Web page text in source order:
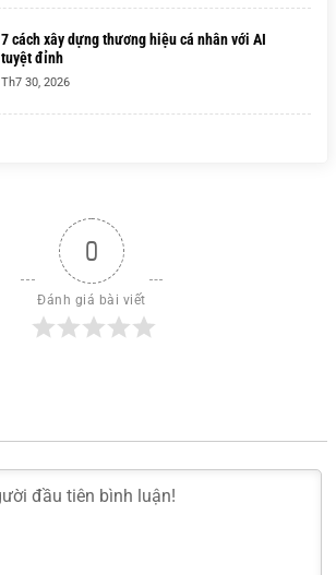
7 cách xây dựng thương hiệu cá nhân với AI
tuyệt đỉnh
Th7 30, 2026
0
Đánh giá bài viết